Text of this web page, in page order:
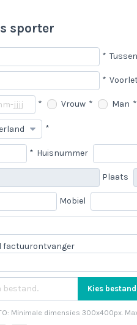
sporter
*
*
* Vrouw * Man *
*
* Huisnummer
Plaats
Mobiel
factuurontvanger
Kies bestand
Minimale dimensies 300x400px.